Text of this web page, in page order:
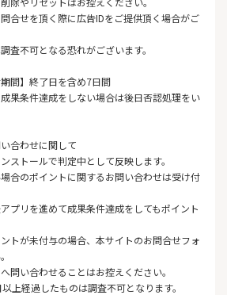
合せを頂く際に広告IDをご提供頂く場合がご
査不可となる恐れがございます。
間】終了日を含め7日間
果条件達成をしない場合は後日否認処理をい
合わせに関して
ストールで判定中として反映します。
合のポイントに関するお問い合わせは受け付
プリを進めて成果条件達成をしてもポイント
トが未付与の場合、本サイトのお問合せフォ
問い合わせることはお控えください。
上経過したものは調査不可となります。